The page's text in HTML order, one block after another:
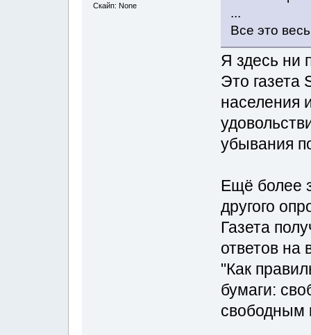
Скайп: None
...
Все это
Я здесь ни
Это газета
населения
убывания
Ещё более
другого
Газета
ответов на
"Как
бумаги:
свободным